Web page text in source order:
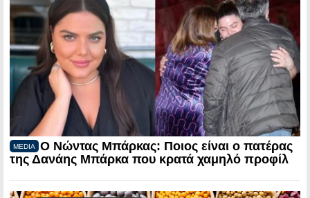
MEDIA
Ο Νώντας Μπάρκας: Ποιος είναι ο πατέρας
της Δανάης Μπάρκα που κρατά χαμηλό προφίλ